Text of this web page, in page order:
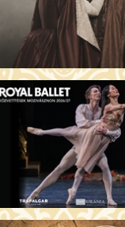
Fábri terem
KARÁCSONY (16)
Törőcsik Mari terem
(16)